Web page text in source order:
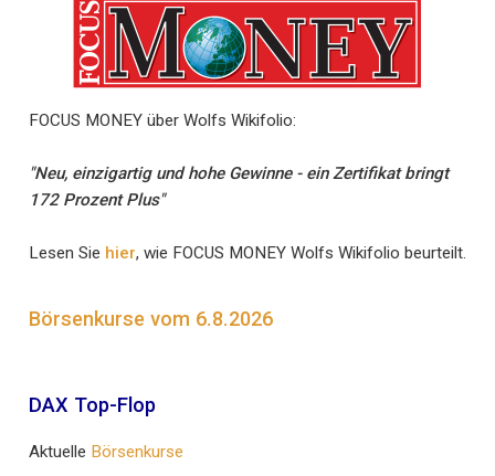
FOCUS MONEY über Wolfs Wikifolio:
"Neu, einzigartig und hohe Gewinne - ein Zertifikat bringt
172 Prozent Plus"
Lesen Sie hier, wie FOCUS MONEY Wolfs Wikifolio beurteilt.
Börsenkurse vom 6.8.2026
DAX Top-Flop
Aktuelle Börsenkurse